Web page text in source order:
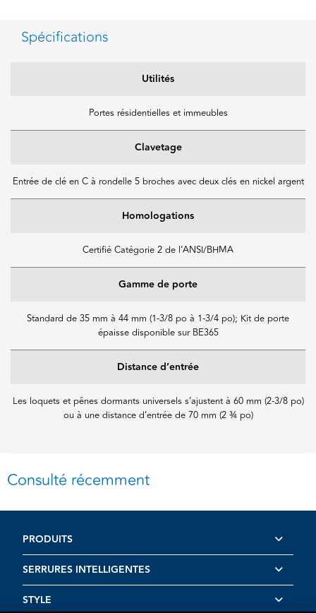
Spécifications
Utilités
Portes résidentielles et immeubles
Clavetage
Entrée de clé en C à rondelle 5 broches avec deux clés en nickel argent
Homologations
Certifié Catégorie 2 de l’ANSI/BHMA
Gamme de porte
Standard de 35 mm à 44 mm (1-3/8 po à 1-3/4 po); Kit de porte
épaisse disponible sur BE365
Distance d’entrée
Les loquets et pênes dormants universels s’ajustent à 60 mm (2-3/8 po)
ou à une distance d’entrée de 70 mm (2 ¾ po)
Consulté récemment
PRODUITS
SERRURES INTELLIGENTES
STYLE